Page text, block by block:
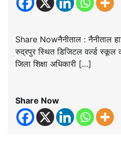
Share Nowनैनीताल : नैनीताल
रुद्रपुर स्थित डिजिटल वर्ल्ड स्कूल
जिला शिक्षा अधिकारी […]
Share Now